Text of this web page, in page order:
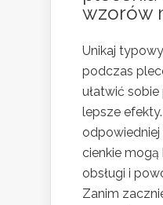
wzorów
Unikaj
podczas
ułatwić
lepsze
cienkie
obsługi i
Zanim